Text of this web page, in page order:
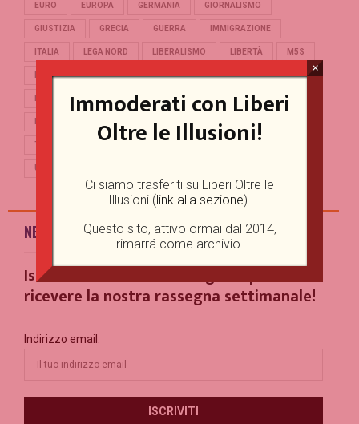
EURO EUROPA GERMANIA GIORNALISMO
GIUSTIZIA GRECIA GUERRA IMMIGRAZIONE
ITALIA LEGA NORD LIBERALISMO LIBERTÀ M5S
MERKEL OCCIDENTE PD POLITICA POPULISMO
REFERENDUM RENZI REPUBBLICA
SALVINI SCUOLA STORIA TERRORISMO
TRUMP
UNIONE EUROPEA
NEWSLETTER
Iscriviti alla nostra Mailing List per
ricevere la nostra rassegna settimanale!
Indirizzo email:
Immoderati con Liberi
Oltre le Illusioni!
Ci siamo trasferiti su Liberi Oltre le
Illusioni (link alla sezione).
Questo sito, attivo ormai dal 2014,
rimarrá come archivio.
×